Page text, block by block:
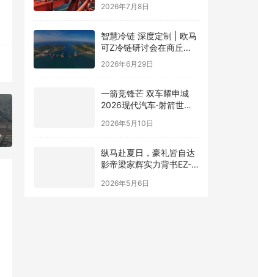
智慧冷链 深度定制 | 欧马
可Z冷链研讨会在商丘举
行，新能源纯电平台赋能
冷链物流行业升级
2026现代汽车·射箭世界
杯赛上海站圆满落幕
影帝梁家辉实力背书EZ-
60马年版上市 EZ-6超级
置换季开启